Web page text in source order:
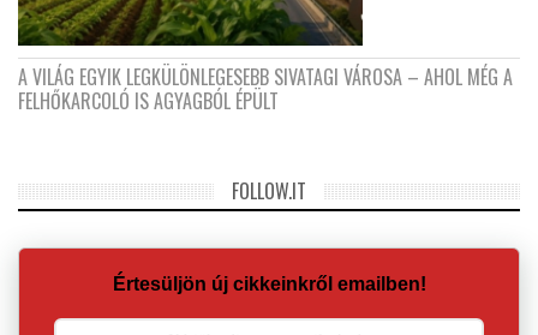
A VILÁG EGYIK LEGKÜLÖNLEGESEBB SIVATAGI VÁROSA – AHOL MÉG A
FELHŐKARCOLÓ IS AGYAGBÓL ÉPÜLT
FOLLOW.IT
Értesüljön új cikkeinkről emailben!